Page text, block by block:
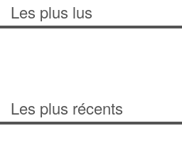
Les plus lus
Les plus récents